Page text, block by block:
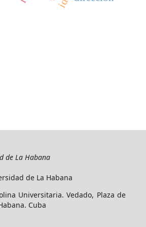
de La Habana
de La Habana
Universitaria. Vedado, Plaza de
Cuba